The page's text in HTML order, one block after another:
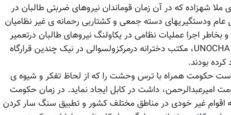
شهزاده که در آن زمان قوماندان نیروهای ضربتی طالبان در
عام ودستگیریهای دسته جمعی و کشتاربی رحمانه ی غیر نظامیان
اجرا عملیات نظامی در یکاولنگ نیروهای طالبان درتعمیر
شفا خانه، تعمیر ولسوالی کهنه، دفتر UNOCHA، مکتب دخترانه درمرکزولسوالی در نیک چندین قرارگاه
بودند.
حکومت همراه با ترس وحشت را که از لحاظ تفکر و شیوه ی
امیرعبدالرحمن، داشت در کابل ایجاد نماید. در زمان حکومت
اقوام غیر خودی در مناطق مختلف کشور و تطبیق سنگ سار کردن